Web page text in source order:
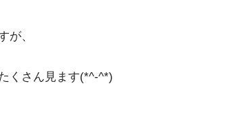
が、
くさん見ます(*^-^*)